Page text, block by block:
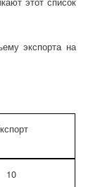
экспорта на
10